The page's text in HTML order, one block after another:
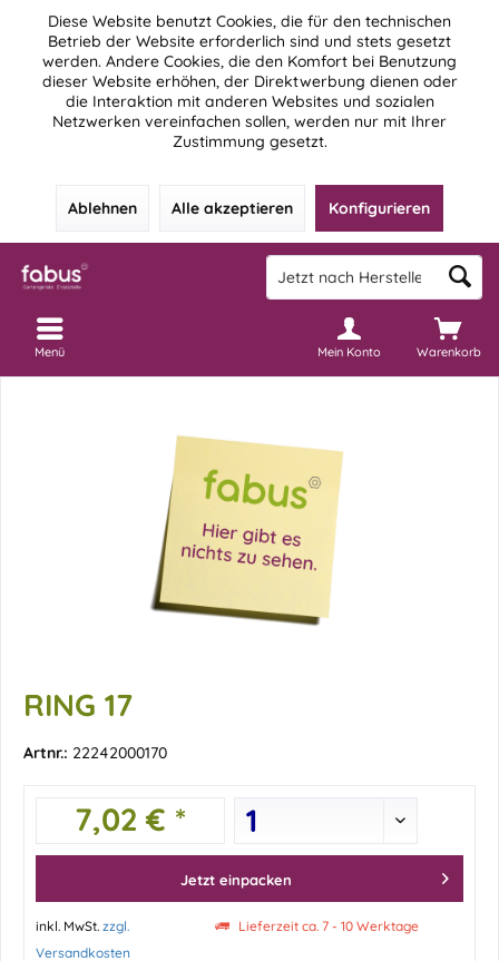
Diese Website benutzt Cookies, die für den technischen
Betrieb der Website erforderlich sind und stets gesetzt
werden. Andere Cookies, die den Komfort bei Benutzung
dieser Website erhöhen, der Direktwerbung dienen oder
die Interaktion mit anderen Websites und sozialen
Netzwerken vereinfachen sollen, werden nur mit Ihrer
Zustimmung gesetzt.
Ablehnen Alle akzeptieren Konfigurieren
Warenkorb
Mein Konto
Menü
RING 17
Artnr.: 22242000170
7,02 € *
Jetzt einpacken
inkl. MwSt. zzgl.
Versandkosten
Lieferzeit ca. 7 - 10 Werktage